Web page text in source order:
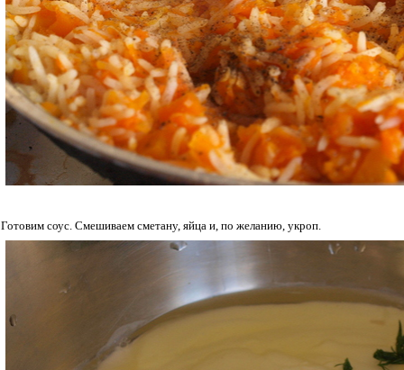
Готовим соус. Смешиваем сметану, яйца и, по желанию, укроп.